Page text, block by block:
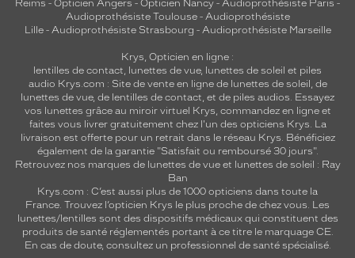
Reims - Opticien Angers - Opticien Nancy - Audioprothésiste Paris -
Audioprothésiste Toulouse- Audioprothésiste
Lille- Audioprothésiste Strasbourg - Audioprothésiste Marseille
Krys, Opticien en ligne :
lentilles de contact, lunettes de vue, lunettes de soleil et piles
audio Krys.com : Site de vente en ligne de lunettes de soleil, de
lunettes de vue, de lentilles de contact, et de piles audios. Essayez
vos lunettes grâce au miroir virtuel Krys, commandez en ligne et
faites vous livrer gratuitement chez l'un des opticiens Krys. La
livraison est offerte pour un retrait dans le réseau Krys. Bénéficiez
également de la garantie "Satisfait ou remboursé 30 jours".
Retrouvez nos marques de lunettes de vue et lunettes de soleil : Ray
Ban
Krys.com : C’est aussi plus de 1000 opticiens dans toute la
France. Trouvez l’opticien Krys le plus proche de chez vous. Les
lunettes/lentilles sont des dispositifs médicaux qui constituent des
produits de santé réglementés portant à ce titre le marquage CE.
En cas de doute, consultez un professionnel de santé spécialisé.